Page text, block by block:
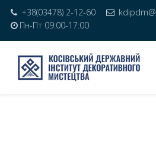
+38(03478) 2-12-60
Пн-Пт 09:00-17:00